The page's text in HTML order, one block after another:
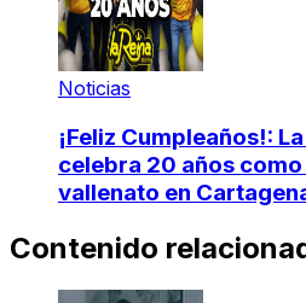
Noticias
¡Feliz Cumpleaños!:
celebra 20 años
vallenato en
Contenido